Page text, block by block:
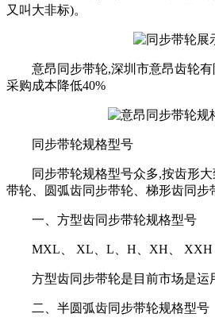
又叫大非标)。
意昂同步带轮,深圳市意昂齿轮
采购成本降低40%
同步带轮规格型号
同步带轮规格型号众多,按齿形
带轮、圆弧齿同步带轮、梯形齿同步
一、方型齿同步带轮规格型号
MXL、 XL、L、H、XH、 XXH
方型齿同步带轮是目前市场是运
二、半圆弧齿同步带轮规格型号